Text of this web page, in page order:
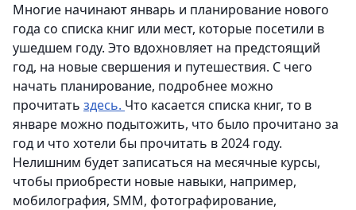
Многие начинают январь и планирование нового
года со списка книг или мест, которые посетили в
ушедшем году. Это вдохновляет на предстоящий
год, на новые свершения и путешествия. С чего
начать планирование, подробнее можно
прочитать здесь. Что касается списка книг, то в
январе можно подытожить, что было прочитано за
год и что хотели бы прочитать в 2024 году.
Нелишним будет записаться на месячные курсы,
чтобы приобрести новые навыки, например,
мобилография, SMM, фотографирование,